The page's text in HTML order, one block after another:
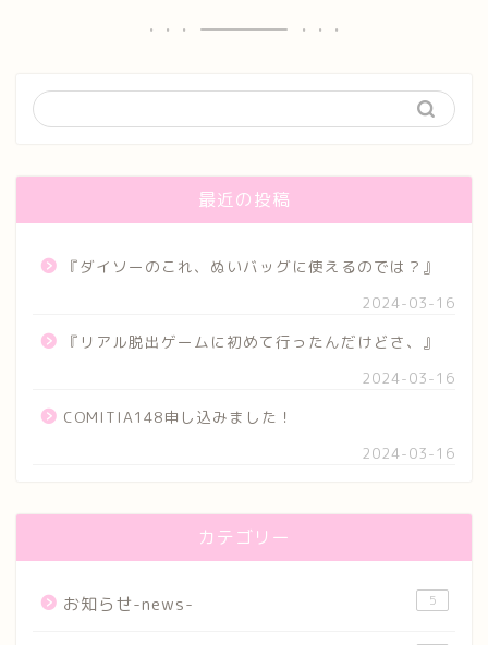
最近の投稿
『ダイソーのこれ、ぬいバッグに使えるのでは？』
2024-03-16
『リアル脱出ゲームに初めて行ったんだけどさ、』
2024-03-16
COMITIA148申し込みました！
2024-03-16
カテゴリー
お知らせ-news- 5